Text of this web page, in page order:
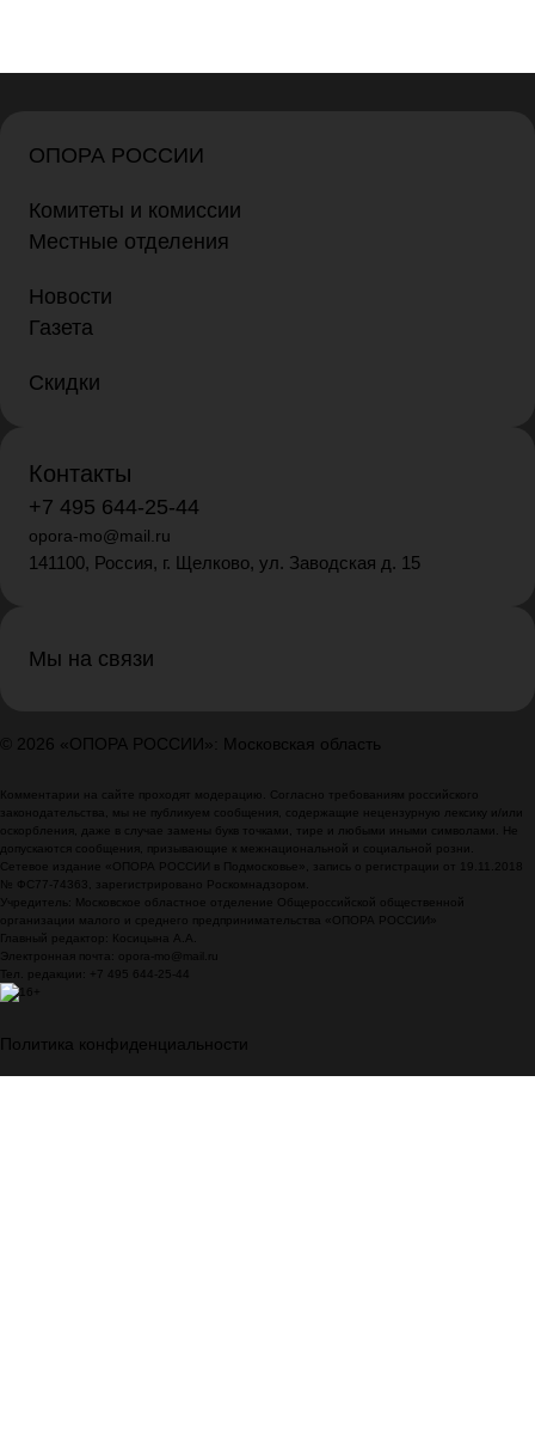
ОПОРА РОССИИ
Комитеты и комиссии
Местные отделения
Новости
Газета
Скидки
Контакты
+7 495 644-25-44
opora-mo@mail.ru
141100, Россия, г. Щелково, ул. Заводская д. 15
Мы на связи
© 2026 «ОПОРА РОССИИ»: Московская область
Комментарии на сайте проходят модерацию. Согласно требованиям российского
законодательства, мы не публикуем сообщения, содержащие нецензурную лексику и/или
оскорбления, даже в случае замены букв точками, тире и любыми иными символами. Не
допускаются сообщения, призывающие к межнациональной и социальной розни.
Сетевое издание «ОПОРА РОССИИ в Подмосковье», запись о регистрации от 19.11.2018
№ ФС77-74363, зарегистрировано Роскомнадзором.
Учредитель: Московское областное отделение Общероссийской общественной
организации малого и среднего предпринимательства «ОПОРА РОССИИ»
Главный редактор: Косицына А.А.
Электронная почта: opora-mo@mail.ru
Тел. редакции: +7 495 644-25-44
Политика конфиденциальности